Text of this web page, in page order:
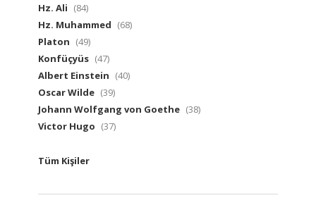
Hz. Ali (84)
Hz. Muhammed (68)
Platon (49)
Konfüçyüs (47)
Albert Einstein (40)
Oscar Wilde (39)
Johann Wolfgang von Goethe (38)
Victor Hugo (37)
Tüm Kişiler